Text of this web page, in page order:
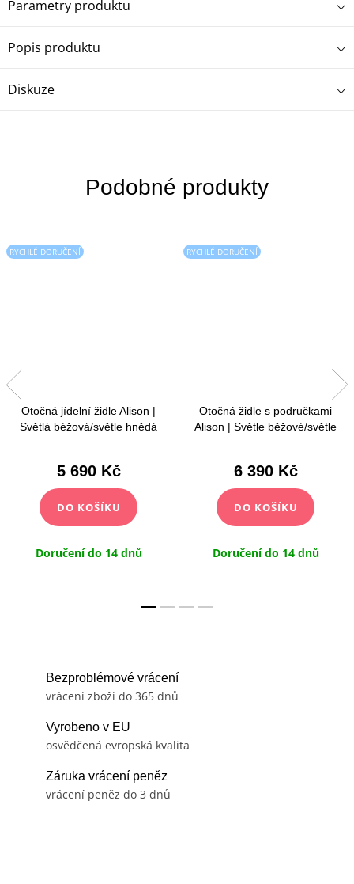
Popis produktu
Parametry produktu
Diskuze
RYCHLÉ DORUČENÍ
Otočná jídelní židle Alison |
Světlá béžová/světle hnědá
5 690 Kč
DO KOŠÍKU
Doručení do 14 dnů
RYCHLÉ DORUČENÍ
Otočná židle s područkami
Alison | Světle běžové/světle
6 390 Kč
DO KOŠÍKU
Doručení do 14 dnů
Bezproblémové vrácení
vrácení zboží do 365 dnů
Vyrobeno v EU
osvědčená evropská kvalita
Záruka vrácení peněz
vrácení peněz do 3 dnů